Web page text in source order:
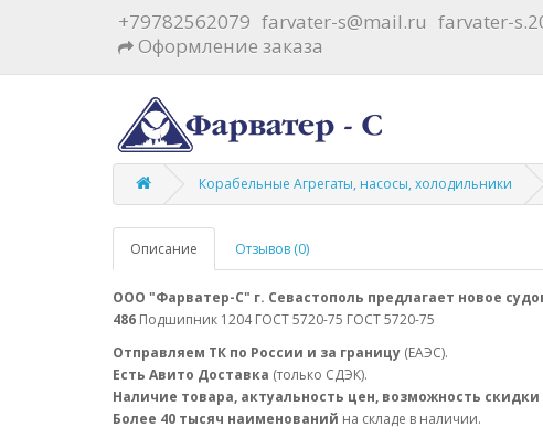
+79782562079 farvater-s@mail.ru farvater-
Оформление заказа
Корабельные Агрегаты, насосы, холодильники
Описание Отзывов (0)
ООО "Фарватер-С" г. Севастополь предлагает новое
486 Подшипник 1204 ГОСТ 5720-75 ГОСТ 5720-75
Отправляем ТК по России и за границу (ЕАЭС).
Есть Авито Доставка (только СДЭК).
Наличие товара, актуальность цен, возможность скидки
Более 40 тысяч наименований на складе в наличии.